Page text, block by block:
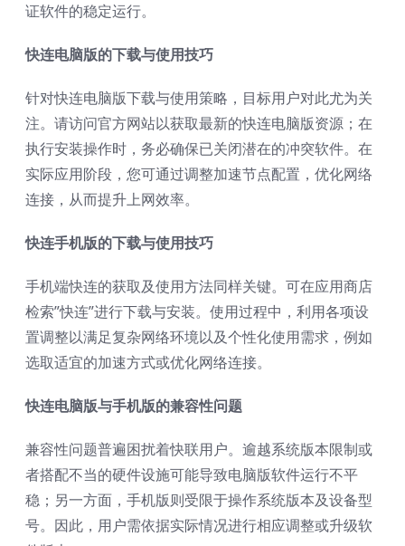
证软件的稳定运行。
快连电脑版的下载与使用技巧
针对快连电脑版下载与使用策略，目标用户对此尤为关
注。请访问官方网站以获取最新的快连电脑版资源；在
执行安装操作时，务必确保已关闭潜在的冲突软件。在
实际应用阶段，您可通过调整加速节点配置，优化网络
连接，从而提升上网效率。
快连手机版的下载与使用技巧
手机端快连的获取及使用方法同样关键。可在应用商店
检索”快连”进行下载与安装。使用过程中，利用各项设
置调整以满足复杂网络环境以及个性化使用需求，例如
选取适宜的加速方式或优化网络连接。
快连电脑版与手机版的兼容性问题
兼容性问题普遍困扰着快联用户。逾越系统版本限制或
者搭配不当的硬件设施可能导致电脑版软件运行不平
稳；另一方面，手机版则受限于操作系统版本及设备型
号。因此，用户需依据实际情况进行相应调整或升级软